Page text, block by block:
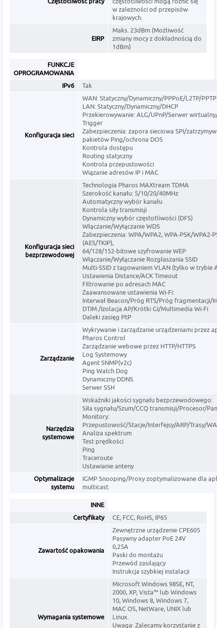
w zależności od przepisów
krajowych.
EIRP
Maks. 23dBm (Możliwość
zmiany mocy z dokładnością do
1dBm)
FUNKCJE
OPROGRAMOWANIA
IPv6
Tak
Konfiguracja sieci
WAN: Statyczny/Dynamiczny/PPPoE/L2TP/PPTP
LAN: Statyczny/Dynamiczny/DHCP
Przekierowywanie: ALG/UPnP/Serwer
Trigger
Zabezpieczenia: zapora sieciowa SPI/
pakietów Ping/ochrona DOS
Kontrola dostępu
Routing statyczny
Kontrola przepustowości
Wiązanie adresów IP i MAC
Konfiguracja sieci
bezprzewodowej
Technologia Pharos MAXtream TDMA
Szerokość kanału: 5/10/20/40MHz
Automatyczny wybór kanału
Kontrola siły transmisji
Dynamiczny wybór częstotliwości (DFS)
Włączanie/Wyłączanie WDS
Zabezpieczenia: WPA/WPA2, WPA-PSK/WPA2-
(AES/TKIP),
64/128/152-bitowe szyfrowanie WEP
Włączanie/Wyłączanie Rozgłaszania SSID
Multi-SSID z tagowaniem VLAN (tylko w trybie
Ustawienia Distance/ACK Timeout
Filtrowanie po adresach MAC
Zaawansowane ustawienia Wi-Fi:
Interwał Beacon/Próg RTS/Próg fragmentacji/
DTIM /Izolacja AP/Krótki GI/Multimedia Wi-Fi
Daleki zasięg PtP
Zarządzanie
Wykrywanie i zarządzanie urządzeniami przez
Pharos Control
Zarządzanie webowe przez HTTP/HTTPS
Log Systemowy
Agent SNMP(v2c)
Ping Watch Dog
Dynamiczny DDNS
Serwer SSH
Narzędzia
systemowe
Wskaźniki jakości sygnału bezprzewodowego:
Siła sygnału/Szum/CCQ transmisji/Procesor/
Monitory:
Przepustowość/Stacje/Interfejsy/ARP/Trasy/
Analiza spektrum
Test prędkości
Ping
Traceroute
Ustawianie anteny
Optymalizacje
systemu
IGMP Snooping/Proxy zoptymalizowane dla
multicast
INNE
Certyfikaty
CE, FCC, RoHS, IP65
Zawartość opakowania
Zewnętrzne urządzenie CPE605
Pasywny adapter PoE 24V
0,25A
Paski do montażu
Przewód zasilający
Instrukcja szybkiej instalacji
Wymagania systemowe
Microsoft Windows 98SE, NT,
2000, XP, Vista™ lub Windows
10, Windows 8, Windows 7,
MAC OS, NetWare, UNIX lub
Linux.
Uwaga: Zalecamy korzystanie z